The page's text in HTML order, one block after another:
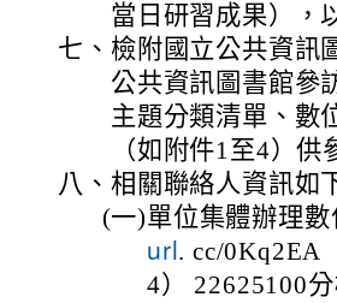
當日研習成果），
七、 檢附國立公共資訊
公共資訊圖書館參
主題分類清單、數
（如附件1至4）供
八、 相關聯絡人資訊如
(一)單位集體辦理
url . cc/0Kq2EA
4） 22625100分